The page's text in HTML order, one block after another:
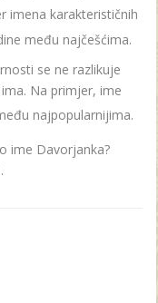
imena karakterističnih
među najčešćima.
se ne razlikuje
Na primjer, ime
najpopularnijima.
ime Davorjanka?